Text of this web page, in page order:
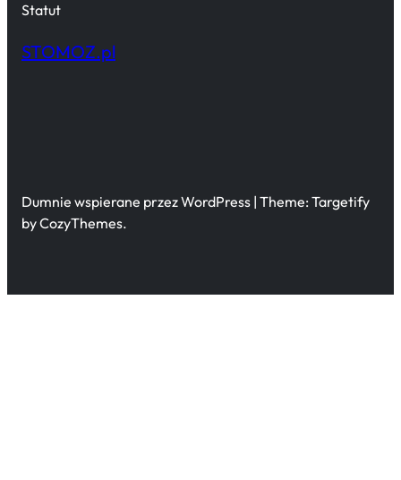
Statut
STOMOZ.pl
Dumnie wspierane przez WordPress | Theme: Targetify
by CozyThemes.